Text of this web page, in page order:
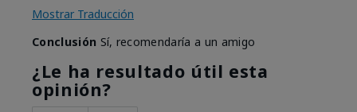
Mostrar Traducción
Conclusión Sí, recomendaría a un amigo
¿Le ha resultado útil esta
opinión?